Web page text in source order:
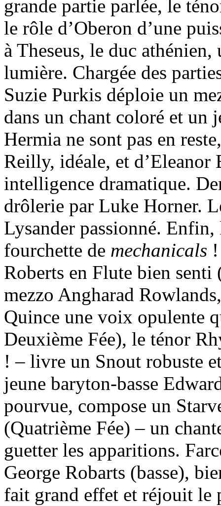
grande partie parlée, le
le rôle d’Oberon d’une
à Theseus, le duc
lumière. Chargée des
Suzie Purkis déploie un
dans un chant coloré et un
Hermia ne sont pas en
Reilly, idéale, et d’Eleanor
intelligence dramatique.
drôlerie par Luke Horner.
Lysander passionné.
fourchette de mechanicals
Roberts en Flute bien senti
mezzo Angharad
Quince une voix opulente
Deuxième Fée), le ténor
! – livre un Snout robuste
jeune baryton-basse
pourvue, compose un
(Quatrième Fée) – un
guetter les apparitions.
George Robarts (basse),
fait grand effet et réjouit le